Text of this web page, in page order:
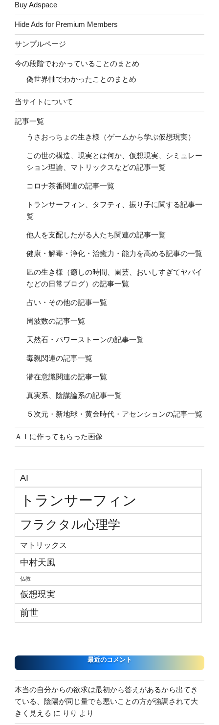
Buy Adspace
Hide Ads for Premium Members
サンプルページ
今の段階でわかっていることのまとめ
偽世界軸でわかったことのまとめ
当サイトについて
記事一覧
うさおっちょの生き様（ゲームから学ぶ仮想現実）
この世の構造、現実とは何か、仮想現実、シミュレー
ション理論、マトリックスなどの記事一覧
コロナ茶番関連の記事一覧
トランサーフィン、タフティ、振り子に関する記事一
覧
他人を支配したがる人たち関連の記事一覧
健康・解毒・浄化・治癒力・能力を高める記事の一覧
凪の生き様（癒しの時間、園芸、おいしすぎてヤバイ
などの日常ブログ）の記事一覧
占い・その他の記事一覧
周波数の記事一覧
天然石・パワーストーンの記事一覧
毒親関連の記事一覧
潜在意識関連の記事一覧
真実系、陰謀論系の記事一覧
５次元・新地球・黄金時代・アセンションの記事一覧
ＡＩに作ってもらった画像
AI
トランサーフィン
フラクタル心理学
マトリックス
中村天風
仏教
仮想現実
前世
最近のコメント
本当の自分からの欲求は最初から答えがあるから出てき
ている、陰陽が同じ量でも悪いことの方が強調されて大
きく見える に りり より